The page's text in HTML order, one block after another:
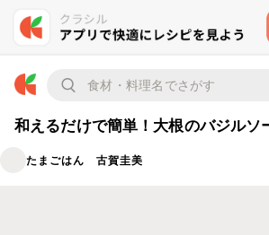
和えるだけで簡単！大根のバジルソ
たまごはん 古賀圭美